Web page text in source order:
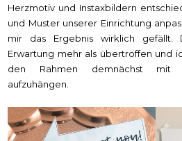
Herzmotiv und Instaxbildern
und Muster unserer Einrichtung
mir das Ergebnis wirklich gefällt.
Erwartung mehr als übertroffen und
den Rahmen demnächst mit
aufzuhängen.